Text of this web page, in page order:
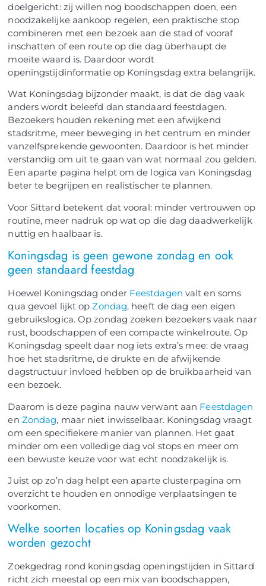
doelgericht: zij willen nog boodschappen doen, een
noodzakelijke aankoop regelen, een praktische stop
combineren met een bezoek aan de stad of vooraf
inschatten of een route op die dag überhaupt de
moeite waard is. Daardoor wordt
openingstijdinformatie op Koningsdag extra belangrijk.
Wat Koningsdag bijzonder maakt, is dat de dag vaak
anders wordt beleefd dan standaard feestdagen.
Bezoekers houden rekening met een afwijkend
stadsritme, meer beweging in het centrum en minder
vanzelfsprekende gewoonten. Daardoor is het minder
verstandig om uit te gaan van wat normaal zou gelden.
Een aparte pagina helpt om de logica van Koningsdag
beter te begrijpen en realistischer te plannen.
Voor Sittard betekent dat vooral: minder vertrouwen op
routine, meer nadruk op wat op die dag daadwerkelijk
nuttig en haalbaar is.
Koningsdag is geen gewone zondag en ook
geen standaard feestdag
Hoewel Koningsdag onder Feestdagen valt en soms
qua gevoel lijkt opZondag, heeft de dag een eigen
gebruikslogica. Op zondag zoeken bezoekers vaak naar
rust, boodschappen of een compacte winkelroute. Op
Koningsdag speelt daar nog iets extra’s mee: de vraag
hoe het stadsritme, de drukte en de afwijkende
dagstructuur invloed hebben op de bruikbaarheid van
een bezoek.
Daarom is deze pagina nauw verwant aan Feestdagen
en Zondag, maar niet inwisselbaar. Koningsdag vraagt
om een specifiekere manier van plannen. Het gaat
minder om een volledige dag vol stops en meer om
een bewuste keuze voor wat echt noodzakelijk is.
Juist op zo’n dag helpt een aparte clusterpagina om
overzicht te houden en onnodige verplaatsingen te
voorkomen.
Welke soorten locaties op Koningsdag vaak
worden gezocht
Zoekgedrag rond koningsdag openingstijden in Sittard
richt zich meestal op een mix van boodschappen,